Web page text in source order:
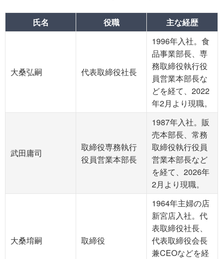
氏名 役職 主な経歴
大桑弘嗣 代表取締役社長
1996年入社。食
品事業部長、専
務取締役執行役
員営業本部長な
どを経て、2022
年2月より現職。
武田庸司
取締役専務執行
役員営業本部長
1987年入社。販
売本部長、常務
取締役執行役員
営業本部長など
を経て、2026年
2月より現職。
大桑堉嗣 取締役
1964年主婦の店
新宮店入社。代
表取締役社長、
代表取締役会長
兼CEOなどを経